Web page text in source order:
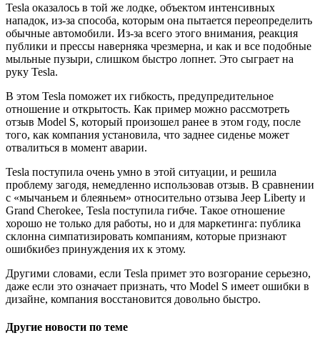
Tesla оказалось в той же лодке, объектом интенсивных
нападок, из-за способа, которым она пытается переопределить
обычные автомобили. Из-за всего этого внимания, реакция
публики и прессы наверняка чрезмерна, и как и все подобные
мыльные пузыри, слишком быстро лопнет. Это сыграет на
руку Tesla.
В этом Tesla поможет их гибкость, предупредительное
отношение и открытость. Как пример можно рассмотреть
отзыв Model S, который произошел ранее в этом году, после
того, как компания установила, что заднее сиденье может
отвалиться в момент аварии.
Tesla поступила очень умно в этой ситуации, и решила
проблему загодя, немедленно использовав отзыв. В сравнении
с «мычаньем и блеяньем» относительно отзыва Jeep Liberty и
Grand Cherokee, Tesla поступила гибче. Такое отношение
хорошо не только для работы, но и для маркетинга: публика
склонна симпатизировать компаниям, которые признают
ошибкибез принуждения их к этому.
Другими словами, если Tesla примет это возгорание серьезно,
даже если это означает признать, что Model S имеет ошибки в
дизайне, компания восстановится довольно быстро.
Другие новости по теме